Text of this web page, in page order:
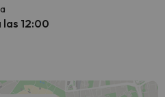
12:00